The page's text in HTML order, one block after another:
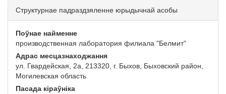
Структурнае падраздзяленне юрыдычнай асобы
Поўнае найменне
производственная лаборатория филиала "Белмит"
Адрас месцазнаходжання
ул. Гвардейская, 2а, 213320, г. Быхов, Быховский район,
Могилевская область
Пасада кіраўніка